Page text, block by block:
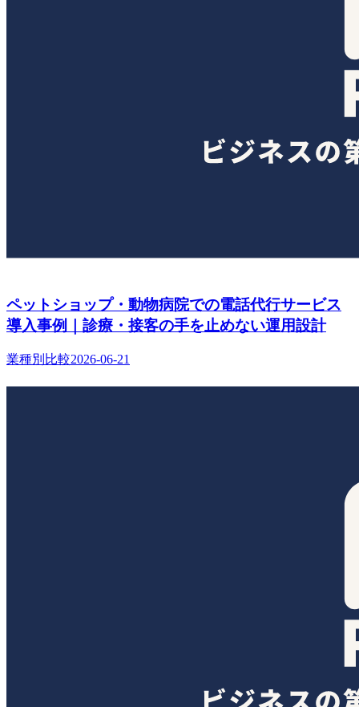
ペットショップ・動物病院での電話代行サービス
導入事例｜診療・接客の手を止めない運用設計
業種別比較2026-06-21